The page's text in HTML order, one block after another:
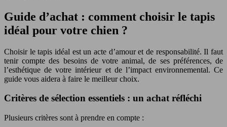
Guide d’achat : comment choisir le tapis
idéal pour votre chien ?
Choisir le tapis idéal est un acte d’amour et de responsabilité. Il faut
tenir compte des besoins de votre animal, de ses préférences, de
l’esthétique de votre intérieur et de l’impact environnemental. Ce
guide vous aidera à faire le meilleur choix.
Critères de sélection essentiels : un achat réfléchi
Plusieurs critères sont à prendre en compte :